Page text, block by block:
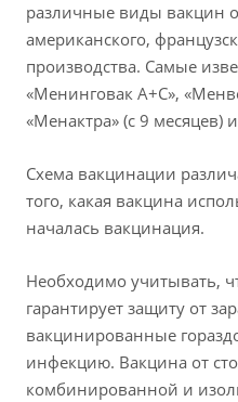
различные виды вакцин
американского,
производства. Самые
«Менинговак А+С»,
«Менактра» (с 9 месяцев)
Схема вакцинации
того, какая вакцина
началась вакцинация.
Необходимо учитывать,
гарантирует защиту от
вакцинированные
инфекцию. Вакцина от
комбинированной и